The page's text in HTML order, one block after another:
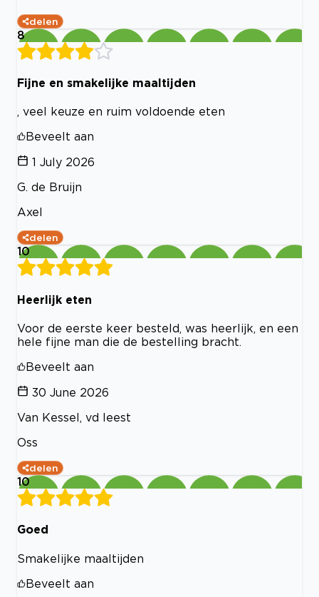
delen
8
Fijne en smakelijke maaltijden
, veel keuze en ruim voldoende eten
Beveelt aan
1 July 2026
G. de Bruijn
Axel
delen
10
Heerlijk eten
Voor de eerste keer besteld, was heerlijk, en een
hele fijne man die de bestelling bracht.
Beveelt aan
30 June 2026
Van Kessel, vd leest
Oss
delen
10
Goed
Smakelijke maaltijden
Beveelt aan